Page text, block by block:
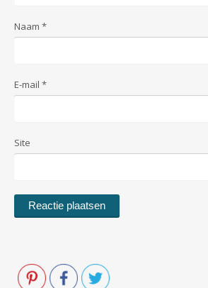
Naam *
E-mail *
Site